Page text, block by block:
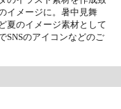
イメージに。暑中見舞
夏のイメージ素材として
SNSのアイコンなどのご